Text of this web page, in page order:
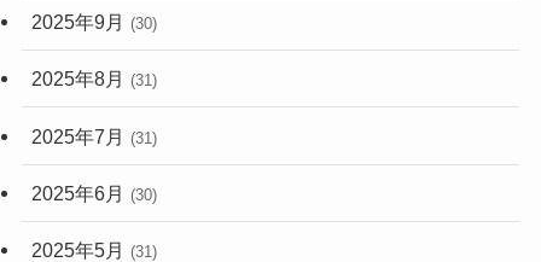
2025年9月 (30)
2025年8月 (31)
2025年7月 (31)
2025年6月 (30)
2025年5月 (31)